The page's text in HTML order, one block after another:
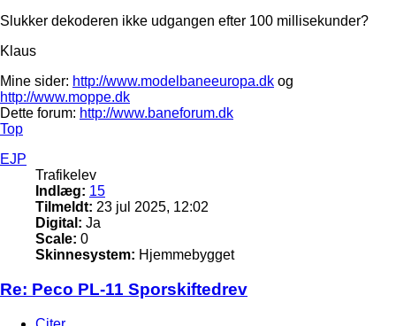
Slukker dekoderen ikke udgangen efter 100 millisekunder?
Klaus
Mine sider: http://www.modelbaneeuropa.dk og
http://www.moppe.dk
Dette forum: http://www.baneforum.dk
Top
EJP
Trafikelev
Indlæg: 15
Tilmeldt: 23 jul 2025, 12:02
Digital: Ja
Scale: 0
Skinnesystem: Hjemmebygget
Re: Peco PL-11 Sporskiftedrev